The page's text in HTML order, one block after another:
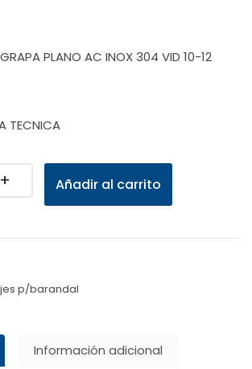
PLANO AC INOX 304 VID 10-12
TECNICA
Añadir al carrito
p/barandal
Información adicional